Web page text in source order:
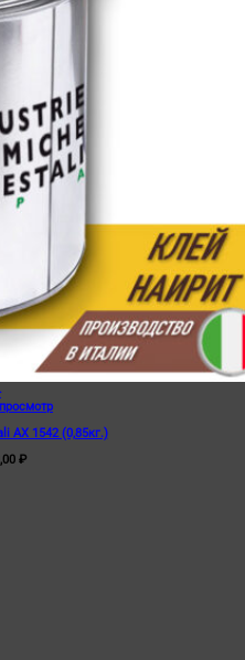
AX 1542 (0,85кг.)
₽